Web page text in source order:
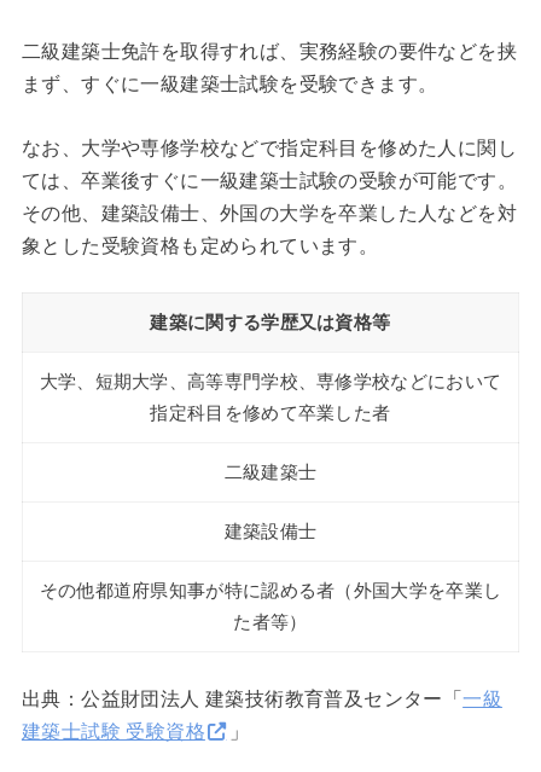
二級建築士免許を取得すれば、実務経験の要件などを挟
まず、すぐに一級建築士試験を受験できます。
なお、大学や専修学校などで指定科目を修めた人に関し
ては、卒業後すぐに一級建築士試験の受験が可能です。
その他、建築設備士、外国の大学を卒業した人などを対
象とした受験資格も定められています。
建築に関する学歴又は資格等
大学、短期大学、高等専門学校、専修学校などにおいて
指定科目を修めて卒業した者
二級建築士
建築設備士
その他都道府県知事が特に認める者（外国大学を卒業し
た者等）
出典：公益財団法人 建築技術教育普及センター「一級
建築士試験 受験資格
」